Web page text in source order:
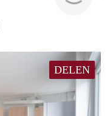
DELEN